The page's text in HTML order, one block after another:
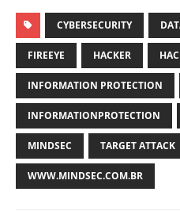
CYBERSECURITY
FIREEYE HACKER
INFORMATION PROTECTION
INFORMATIONPROTECTION
MINDSEC TARGET ATTACK
WWW.MINDSEC.COM.BR